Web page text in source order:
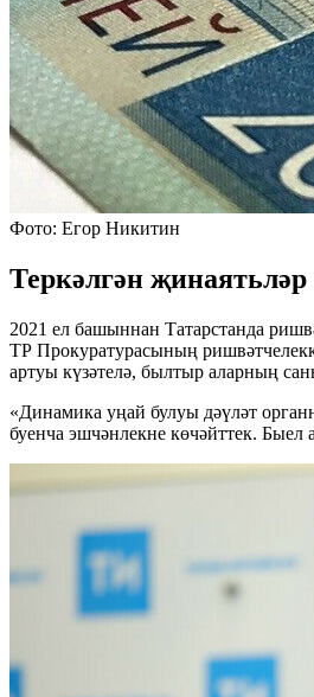
Фото: Егор Никитин
Теркәлгән җинаятьләр
2021 ел башыннан Татарстанда
ТР Прокуратурасының
артуы күзәтелә, былтыр аларның
«Динамика уңай булуы дәүләт
буенча эшчәнлекне көчәйттек.